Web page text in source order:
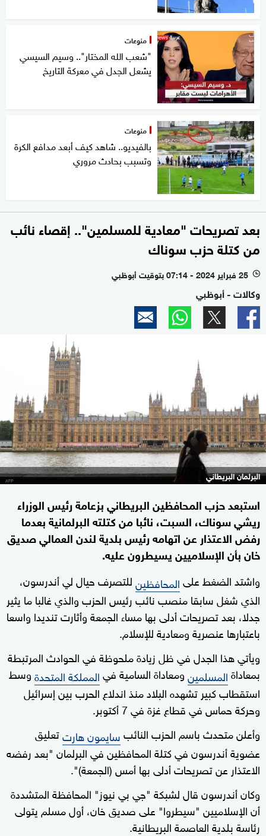
منوعات
"شعب الله المختار".. وسيم السيسي
يشعل الجدل في معركة التاريخ
منوعات
بالفيديو.. شاهد كيف أبعد مدافع الكرة
وتسبب بحادث مروري
بعد تصريحات "معادية للمسلمين".. إقصاء نائب
من كتلة حزب سوناك
l 25 فبراير 2024 - 07:14 بتوقيت أبوظبي
وكالات - أبوظبي
البرلمان البريطاني
استبعد حزب المحافظين البريطاني بزعامة رئيس الوزراء
ريشي سوناك، السبت، نائبا من كتلته البرلمانية بعدما
رفض الاعتذار عن اتهامه رئيس بلدية لندن العمالي صديق
خان بأن الإسلاميين يسيطرون عليه.
واشتد الضغط علىالمحافظينللتصرف حيال لي أندرسون،
الذي شغل سابقا منصب نائب رئيس الحزب والذي غالبا ما يثير
جدلا، بعد تصريحات أدلى بها مساء الجمعة وأثارت تنديدا واسعا
باعتبارها عنصرية ومعادية للإسلام.
ويأتي هذا الجدل في ظل زيادة ملحوظة في الحوادث المرتبطة
بمعاداةالمسلمينومعاداة السامية فيالمملكة المتحدةوسط
استقطاب كبير تشهده البلاد منذ اندلاع الحرب بين إسرائيل
وحركة حماس في قطاع غزة في 7 أكتوبر.
وأعلن متحدث باسم الحزب النائبسايمون هارتتعليق
عضوية أندرسون في كتلة المحافظين في البرلمان "بعد رفضه
الاعتذار عن تصريحات أدلى بها أمس (الجمعة)".
وكان أندرسون قال لشبكة "جي بي نيوز" المحافظة المتشددة
أن الإسلاميين "سيطروا" على صديق خان، أول مسلم يتولى
رئاسة بلدية العاصمة البريطانية.